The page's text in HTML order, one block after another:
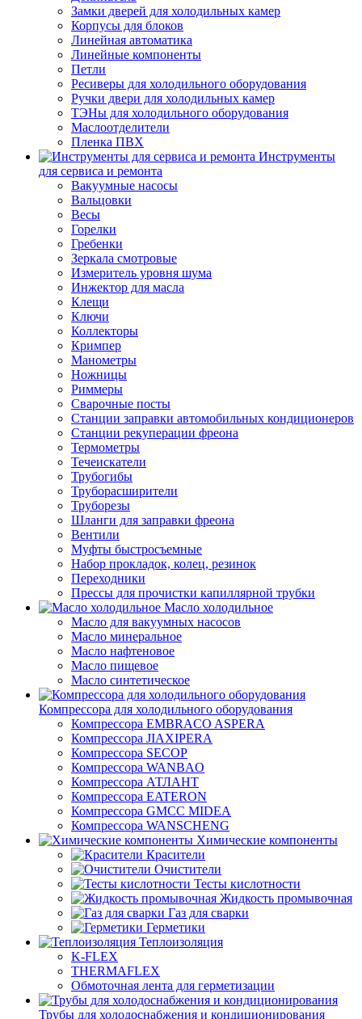
Замки дверей для холодильных камер
Корпусы для блоков
Линейная автоматика
Линейные компоненты
Петли
Ресиверы для холодильного оборудования
Ручки двери для холодильных камер
ТЭНы для холодильного оборудования
Маслоотделители
Пленка ПВХ
Инструменты
для сервиса и ремонта
Вакуумные насосы
Вальцовки
Весы
Горелки
Гребенки
Зеркала смотровые
Измеритель уровня шума
Инжектор для масла
Клещи
Ключи
Коллекторы
Кримпер
Манометры
Ножницы
Риммеры
Сварочные посты
Станции заправки автомобильных кондиционеров
Станции рекуперации фреона
Термометры
Течеискатели
Трубогибы
Труборасширители
Труборезы
Шланги для заправки фреона
Вентили
Муфты быстросъемные
Набор прокладок, колец, резинок
Переходники
Прессы для прочистки капиллярной трубки
Масло холодильное
Масло для вакуумных насосов
Масло минеральное
Масло нафтеновое
Масло пищевое
Масло синтетическое
Компрессора для холодильного оборудования
Компрессора EMBRACO ASPERA
Компрессора JIAXIPERA
Компрессора SECOP
Компрессора WANBAO
Компрессора АТЛАНТ
Компрессора EATERON
Компрессора GMCC MIDEA
Компрессора WANSCHENG
Химические компоненты
Красители
Очистители
Тесты кислотности
Жидкость промывочная
Газ для сварки
Герметики
Теплоизоляция
K-FLEX
THERMAFLEX
Обмоточная лента для герметизации
Трубы для холодоснабжения и кондиционирования